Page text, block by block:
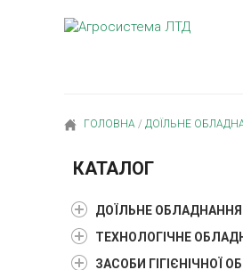
ГОЛОВНА / ДОЇЛЬНЕ
КАТАЛОГ
ДОЇЛЬНЕ ОБЛАДНАННЯ
ТЕХНОЛОГІЧНЕ
ЗАСОБИ ГІГІЄНІЧНОЇ